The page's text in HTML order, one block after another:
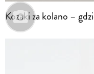
Kozaki za kolano –